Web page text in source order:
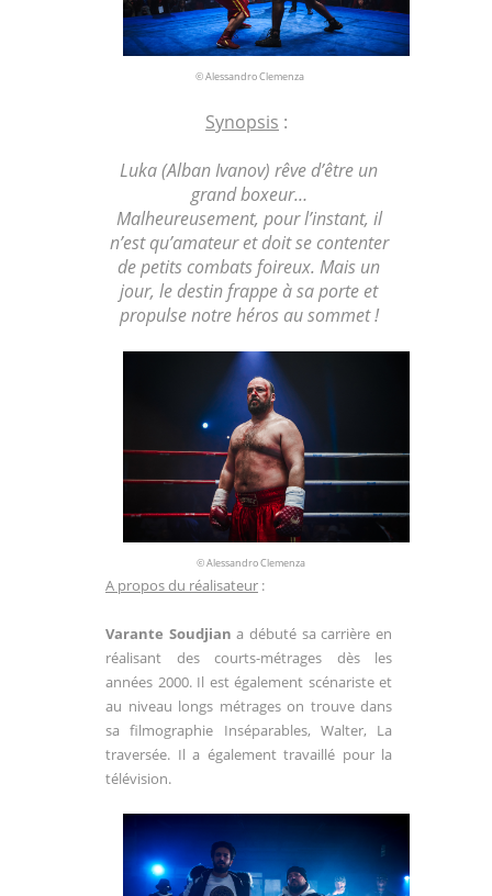
© Alessandro Clemenza
Synopsis :
Luka (Alban Ivanov) rêve d’être un
grand boxeur…
Malheureusement, pour l’instant, il
n’est qu’amateur et doit se contenter
de petits combats foireux. Mais un
jour, le destin frappe à sa porte et
propulse notre héros au sommet !
© Alessandro Clemenza
A propos du réalisateur :
Varante Soudjian a débuté sa carrière en
réalisant des courts-métrages dès les
années 2000. Il est également scénariste et
au niveau longs métrages on trouve dans
sa filmographie Inséparables, Walter, La
traversée. Il a également travaillé pour la
télévision.